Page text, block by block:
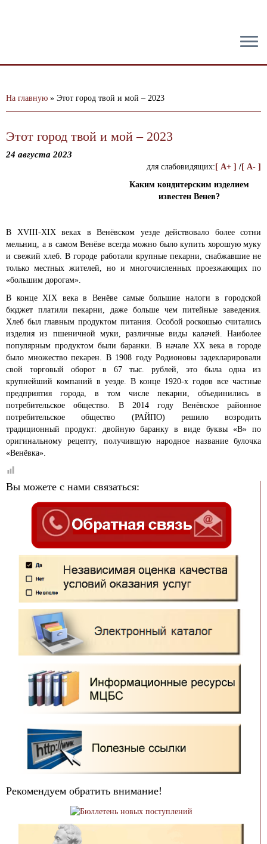
На главную » Этот город твой и мой – 2023
Этот город твой и мой – 2023
24 августа 2023
для слабовидящих: [ A+ ] /[ A- ]
Каким кондитерским изделием
известен Венев?
В XVIII-XIX веках в Венёвском уезде действовало более сотни
мельниц, а в самом Венёве всегда можно было купить хорошую муку
и свежий хлеб. В городе работали крупные пекарни, снабжавшие не
только местных жителей, но и многочисленных проезжающих по
«большим дорогам».
В конце XIX века в Венёве самые большие налоги в городской
бюджет платили пекарни, даже больше чем питейные заведения.
Хлеб был главным продуктом питания. Особой роскошью считались
изделия из пшеничной муки, различные виды калачей. Наиболее
популярным продуктом были баранки. В начале XX века в городе
было множество пекарен. В 1908 году Родионовы задекларировали
свой торговый оборот в 67 тыс. рублей, это была одна из
крупнейший компаний в уезде. В конце 1920-х годов все частные
предприятия города, в том числе пекарни, объединились в
потребительское общество. В 2014 году Венёвское районное
потребительское общество (РАЙПО) решило возродить
традиционный продукт: двойную баранку в виде буквы «В» по
оригинальному рецепту, получившую народное название булочка
«Венёвка».
Вы можете с нами связаться:
Рекомендуем обратить внимание!